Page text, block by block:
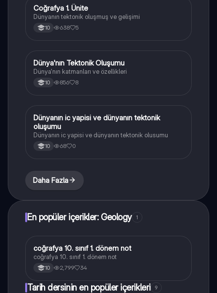
Coğrafya
Coğrafya 1. Ünite
Dünyanın tektonik oluşmuş ve gelişimi
10 638 5
Coğrafya
Dünya'nın Tektonik Oluşumu
Dünya'nın katmanları ve özellikleri
10 856 8
Coğrafya
Dünyanın ic yapisi ve dünyanın tektonik
oluşumu
Dünyanın ic yapisi ve dünyanın tektonik olusumu
10 68 0
Daha Fazla
En popüler içerikler: Geology 1
Coğrafya
coğrafya 10. sınıf 1. dönem not
coğrafya 10. sınıf 1. dönem not
10 2,799 34
Tarih dersinin en popüler içerikleri 9